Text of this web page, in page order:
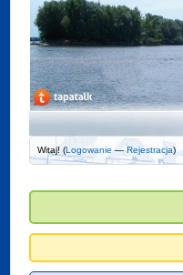
Witaj! (Logowanie —Rejestracja)